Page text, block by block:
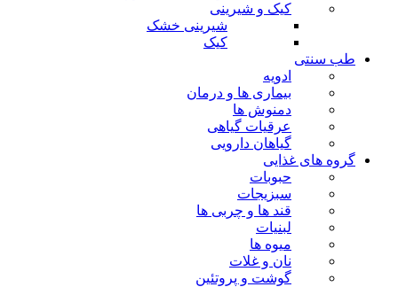
کیک و شیرینی
شیرینی خشک
کیک
طب سنتی
ادویه
بیماری ها و درمان
دمنوش ها
عرقیات گیاهی
گیاهان دارویی
گروه های غذایی
حبوبات
سبزیجات
قند ها و چربی ها
لبنیات
میوه ها
نان و غلات
گوشت و پروتئین